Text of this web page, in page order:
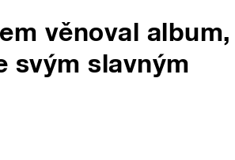
věnoval album,
svým slavným